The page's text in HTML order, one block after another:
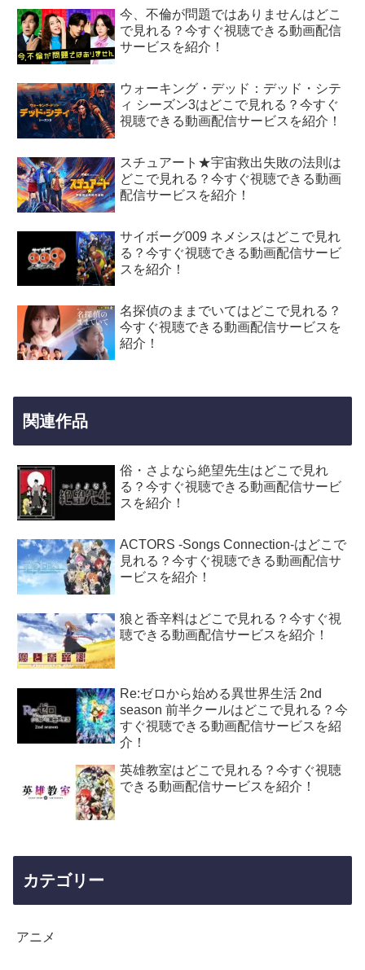
今、不倫が問題ではありませんはどこ
で見れる？今すぐ視聴できる動画配信
サービスを紹介！
ウォーキング・デッド：デッド・シテ
ィ シーズン3はどこで見れる？今すぐ
視聴できる動画配信サービスを紹介！
スチュアート★宇宙救出失敗の法則は
どこで見れる？今すぐ視聴できる動画
配信サービスを紹介！
サイボーグ009 ネメシスはどこで見れ
る？今すぐ視聴できる動画配信サービ
スを紹介！
名探偵のままでいてはどこで見れる？
今すぐ視聴できる動画配信サービスを
紹介！
関連作品
俗・さよなら絶望先生はどこで見れ
る？今すぐ視聴できる動画配信サービ
スを紹介！
ACTORS -Songs Connection-はどこで
見れる？今すぐ視聴できる動画配信サ
ービスを紹介！
狼と香辛料はどこで見れる？今すぐ視
聴できる動画配信サービスを紹介！
Re:ゼロから始める異世界生活 2nd
season 前半クールはどこで見れる？今
すぐ視聴できる動画配信サービスを紹
介！
英雄教室はどこで見れる？今すぐ視聴
できる動画配信サービスを紹介！
カテゴリー
アニメ